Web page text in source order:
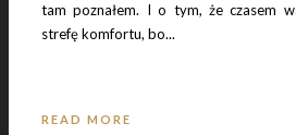
tam poznałem. I o tym, że czasem
strefę komfortu, bo...
READ MORE